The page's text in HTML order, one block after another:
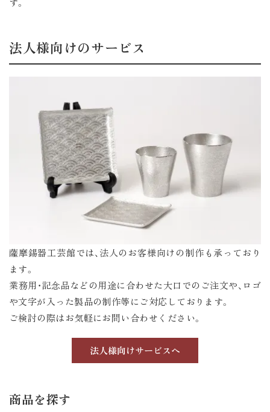
法人様向けのサービス
薩摩錫器工芸館では、法人のお客様向けの制作も承っており
ます。
業務用・記念品などの用途に合わせた大口でのご注文や、ロゴ
や文字が入った製品の制作等にご対応しております。
ご検討の際はお気軽にお問い合わせください。
法人様向けサービスへ
商品を探す